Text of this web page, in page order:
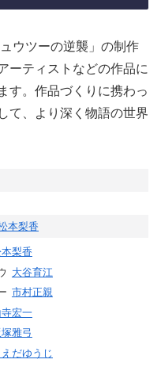
ウツーの逆襲」の制作
ーティストなどの作品に
す。作品づくりに携わっ
て、より深く物語の世界
本梨香
梨香
大谷育江
市村正親
寺宏一
雅弓
えだゆうじ